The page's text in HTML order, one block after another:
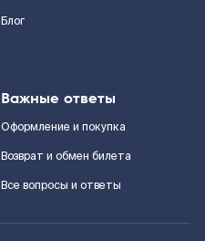
Блог
Важные ответы
Оформление и покупка
Возврат и обмен билета
Все вопросы и ответы